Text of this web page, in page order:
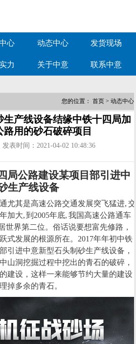
心 动态中心 发货现场
力 关于中意 联系中意
您的位置： 首页> 动态中心
生产线设备结缘中铁十四局加
路用的砂石破碎项目
发表时间：2021-04-02 10:48:36
局公路建设某项目部引进中
生产线设备
尤其是高速公路交通发展突飞猛进, 交
加大, 到2005年底, 我国高速公路通车
世界第二位。俗话说要想富先修路，
式发展的根源所在。2017年年初中铁
引进中意新型石头制砂生产线设备，
山洞挖掘过程中挖出的青石的破碎，
建设，这样一来能够节约大量的建设
掉多余的青石。